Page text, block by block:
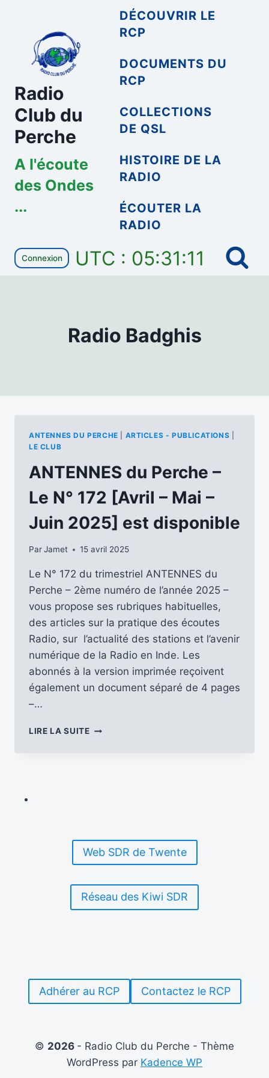
contenu
Radio
Club du
Perche
A l'écoute
des Ondes
...
DÉCOUVRIR LE
RCP
DOCUMENTS DU
RCP
COLLECTIONS
DE QSL
HISTOIRE DE LA
RADIO
ÉCOUTER LA
RADIO
Connexion UTC : 05:31:11
Radio Badghis
ANTENNES DU PERCHE ARTICLES - PUBLICATIONS
LE CLUB
ANTENNES du Perche –
Le N° 172 [Avril – Mai –
Juin 2025] est disponible
ParJamet 15 avril 2025
Le N° 172 du trimestriel ANTENNES du
Perche – 2ème numéro de l’année 2025 –
vous propose ses rubriques habituelles,
des articles sur la pratique des écoutes
Radio, sur l’actualité des stations et l’avenir
numérique de la Radio en Inde. Les
abonnés à la version imprimée reçoivent
également un document séparé de 4 pages
–…
LIRE LA SUITEANTENNES
MAI
–
JUIN
EST
Web SDR de Twente
Réseau des Kiwi SDR
Adhérer au RCP Contactez le RCP
© 2026 - Radio Club du Perche - Thème
WordPress par Kadence WP